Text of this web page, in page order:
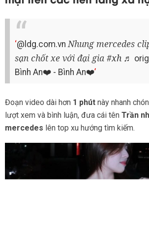
@ldg.com.vn Nhung mercedes
sạn chốt xe với đại gia #xh ♬
Bình An❤️ - Bình An❤️
Đoạn video dài hơn 1 phút này nhanh
lượt xem và bình luận, đưa cái tên Trần
mercedes lên top xu hướng tìm kiếm.